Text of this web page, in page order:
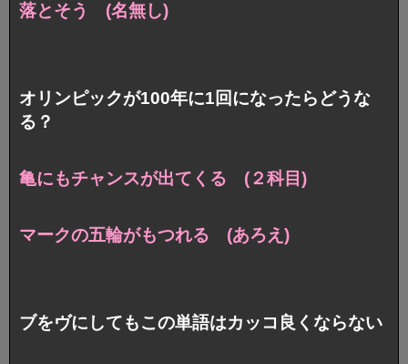
落とそう (名無し)
オリンピックが100年に1回になったらどうな
る？
亀にもチャンスが出てくる (２科目)
マークの五輪がもつれる (あろえ)
ブをヴにしてもこの単語はカッコ良くならない